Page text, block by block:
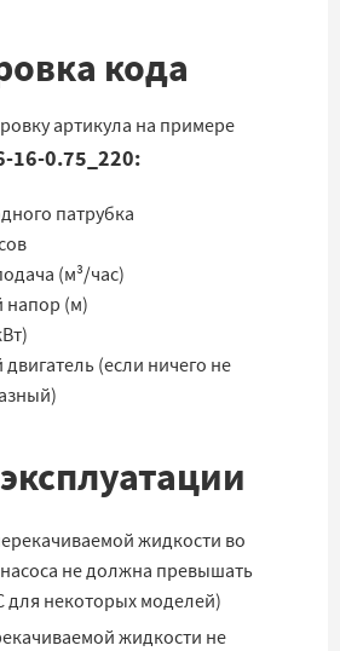
кода
артикула на примере
16-0.75_220:
патрубка
(м³/час)
напор (м)
(если ничего не
жидкости во
не должна превышать
для некоторых моделей)
жидкости не